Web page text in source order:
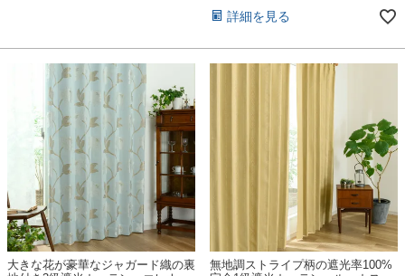
詳細を見る
大きな花が豪華なジャガード織の裏
無地調ストライプ柄の遮光率100%